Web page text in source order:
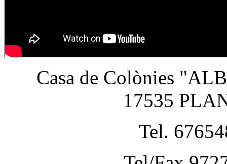
Casa de Colònies
17535
Tel.